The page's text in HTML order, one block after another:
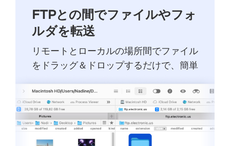
FTPとの間でファイルやフォ
ルダを転送
リモートとローカルの場所間でファイル
をドラッグ＆ドロップするだけで、簡単